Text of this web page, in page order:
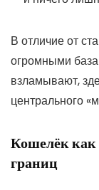
В отличие от
огромными
взламывают,
центрального
Кошелёк как
границ